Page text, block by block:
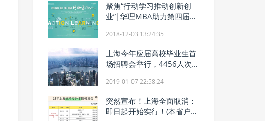
聚焦“行动学习推动创新创
业”|华理MBA助力第四届中
2018-12-03 13:24:35
上海今年应届高校毕业生首
场招聘会举行，4456人次
2019-01-07 22:58:24
突然宣布！上海全面取消：
即日起开始实行！(本省户籍